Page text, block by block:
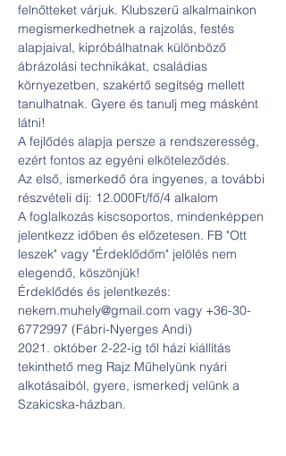
felnőtteket várjuk. Klubszerű alkalmainkon
megismerkedhetnek a rajzolás, festés
alapjaival, kipróbálhatnak különböző
ábrázolási technikákat, családias
környezetben, szakértő segítség mellett
tanulhatnak. Gyere és tanulj meg másként
látni!
A fejlődés alapja persze a rendszeresség,
ezért fontos az egyéni elköteleződés.
Az első, ismerkedő óra ingyenes, a további
részvételi díj: 12.000Ft/fő/4 alkalom
A foglalkozás kiscsoportos, mindenképpen
jelentkezz időben és előzetesen. FB "Ott
leszek" vagy "Érdeklődőm" jelölés nem
elegendő, köszönjük!
Érdeklődés és jelentkezés:
nekem.muhely@gmail.com vagy +36-30-
6772997 (Fábri-Nyerges Andi)
2021. október 2-22-ig től házi kiállítás
tekinthető meg Rajz Műhelyünk nyári
alkotásaiból, gyere, ismerkedj velünk a
Szakicska-házban.